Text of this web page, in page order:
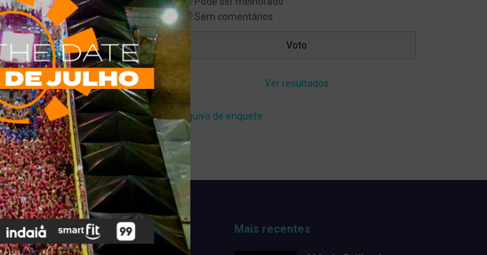
Sem comentários
Ver resultados
Arquivo de enquete
Tags Mais recentes